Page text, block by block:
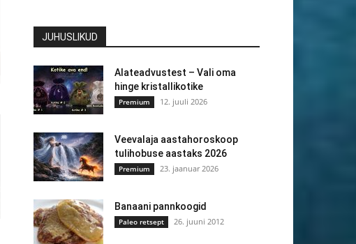
JUHUSLIKUD
Alateadvustest – Vali oma
hinge kristallikotike
Premium 12. juuli 2026
Veevalaja aastahoroskoop
tulihobuse aastaks 2026
Premium 23. jaanuar 2026
Banaani pannkoogid
Paleo retsept 26. juuni 2012